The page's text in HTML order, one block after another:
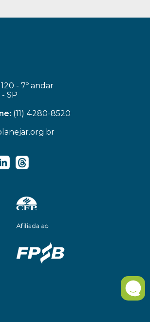
- 7º andar
SP
(11) 4280-8520